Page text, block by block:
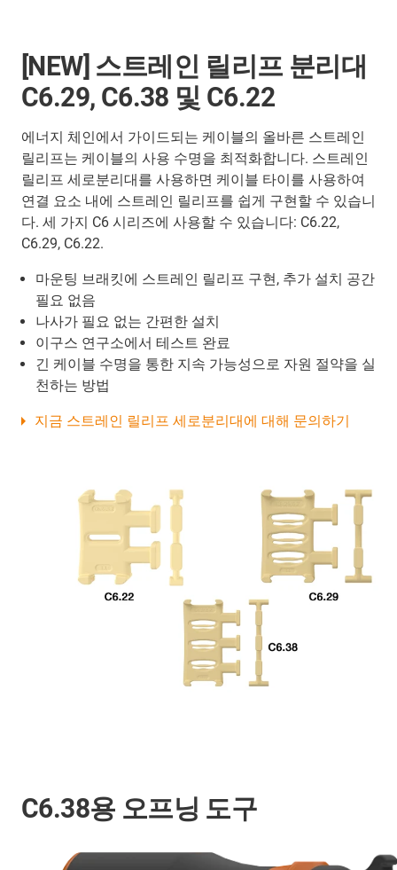
[NEW] 스트레인 릴리프 분리대
C6.29, C6.38 및 C6.22
에너지 체인에서 가이드되는 케이블의 올바른 스트레인
릴리프는 케이블의 사용 수명을 최적화합니다. 스트레인
릴리프 세로분리대를 사용하면 케이블 타이를 사용하여
연결 요소 내에 스트레인 릴리프를 쉽게 구현할 수 있습니
다. 세 가지 C6 시리즈에 사용할 수 있습니다: C6.22,
C6.29, C6.22.
마운팅 브래킷에 스트레인 릴리프 구현, 추가 설치 공간
필요 없음
나사가 필요 없는 간편한 설치
이구스 연구소에서 테스트 완료
긴 케이블 수명을 통한 지속 가능성으로 자원 절약을 실
천하는 방법
지금 스트레인 릴리프 세로분리대에 대해 문의하기
C6.38용 오프닝 도구